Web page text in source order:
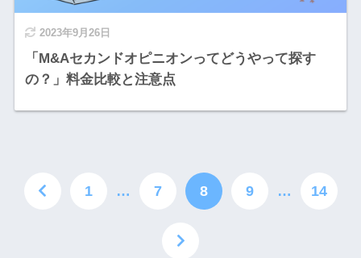
2023年9月26日
「M&Aセカンドオピニオンってどうやって探す
の？」料金比較と注意点
1 … 7 8 9 … 14